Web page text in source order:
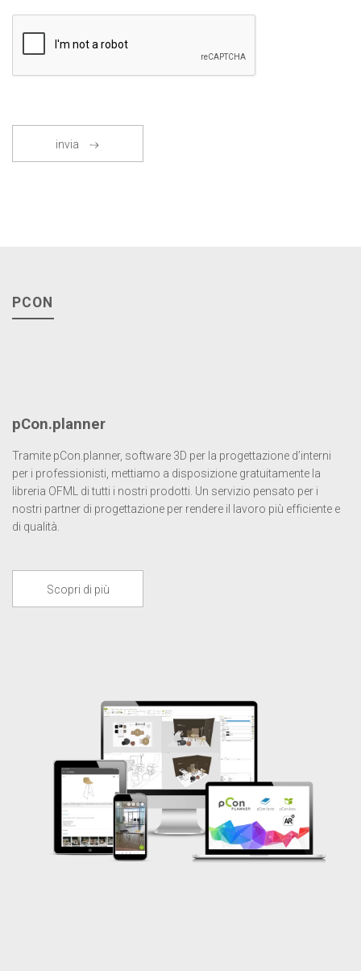
invia
PCON
pCon.planner
Tramite pCon.planner, software 3D per la progettazione d’interni
per i professionisti, mettiamo a disposizione gratuitamente la
libreria OFML di tutti i nostri prodotti. Un servizio pensato per i
nostri partner di progettazione per rendere il lavoro più efficiente e
di qualità.
Scopri di più